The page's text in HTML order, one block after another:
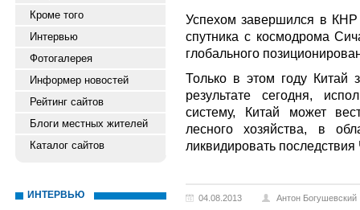
Кроме того
Интервью
Фотогалерея
Информер новостей
Рейтинг сайтов
Блоги местных жителей
Каталог сайтов
ИНТЕРВЬЮ
Успехом завершился в КНР
спутника с космодрома
глобального
Только в этом году Китай
результате сегодня,
систему, Китай может
лесного хозяйства, в
ликвидировать
04.08.2013 Антон Богушевский